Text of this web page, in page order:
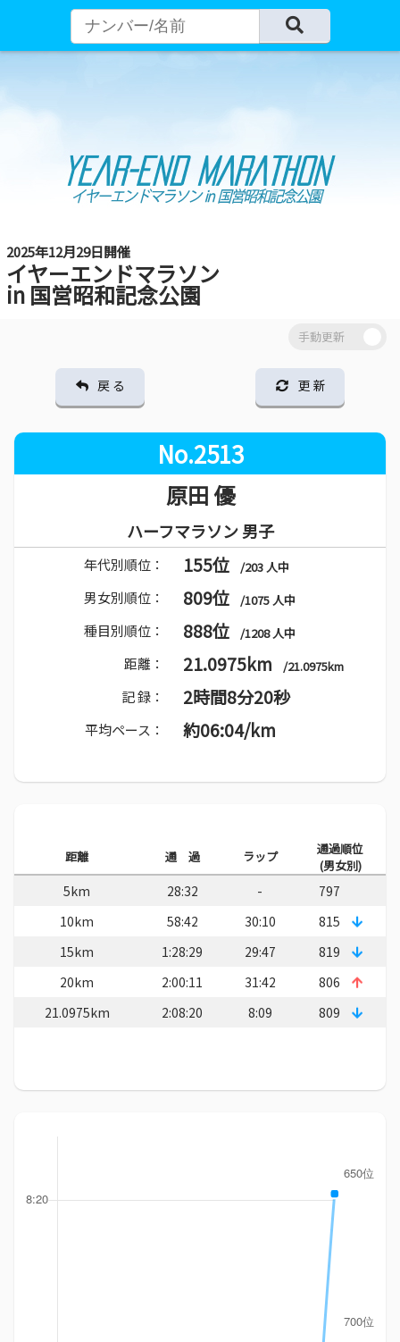
2025年12月29日開催
イヤーエンドマラソン
in 国営昭和記念公園
戻 る 更 新
No.2513
原田 優
ハーフマラソン 男子
年代別順位： 155位 /203 人中
男女別順位： 809位 /1075 人中
種目別順位： 888位 /1208 人中
距離： 21.0975km /21.0975km
記 録： 2時間8分20秒
平均ペース： 約06:04/km
距離 通 過 ラップ
通過順位
(男女別)
5km 28:32 -
797
10km
58:42 30:10
815
15km
1:28:29 29:47
819
20km
2:00:11 31:42
806
21.0975km
2:08:20 8:09 809